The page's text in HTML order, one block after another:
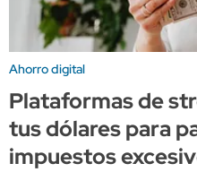
Ahorro digital
Plataformas de
tus dólares para
impuestos